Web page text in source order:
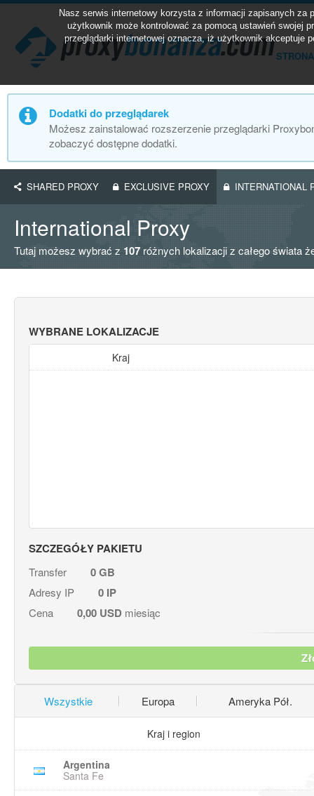
Dodatki do przeglądarek
Możesz zainstalować rozszerzenie przeglądarki
zobaczyć dostępne dodatki.
SHARED PROXY EXCLUSIVE PROXY INTERNATIONAL
International Proxy
Tutaj możesz wybrać z 107 różnych lokalizacji z całego świata
WYBRANE LOKALIZACJE
Kraj
SZCZEGÓŁY PAKIETU
Transfer 0GB
Adresy IP 0 IP
Cena 0,00 USD miesiąc
Wszystkie Europa Ameryka Pół.
Kraj i region
Argentina
Santa Fe
Nasz serwis internetowy korzysta z informacji zapisanych
użytkownik może kontrolować za pomocą ustawień swojej
przeglądarki internetowej oznacza, iż użytkownik